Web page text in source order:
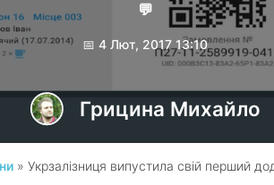
💬
📅 4 Лют, 2017 13:10
Грицина Михайло
» Укрзалiзниця випустила свій перший